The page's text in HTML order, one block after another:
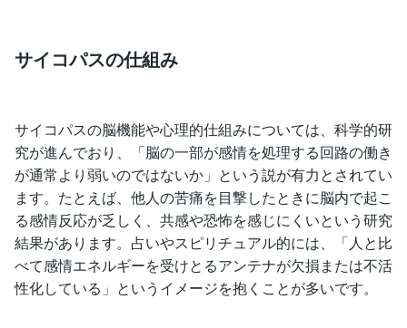
サイコパスの仕組み
サイコパスの脳機能や心理的仕組みについては、科学的研
究が進んでおり、「脳の一部が感情を処理する回路の働き
が通常より弱いのではないか」という説が有力とされてい
ます。たとえば、他人の苦痛を目撃したときに脳内で起こ
る感情反応が乏しく、共感や恐怖を感じにくいという研究
結果があります。占いやスピリチュアル的には、「人と比
べて感情エネルギーを受けとるアンテナが欠損または不活
性化している」というイメージを抱くことが多いです。